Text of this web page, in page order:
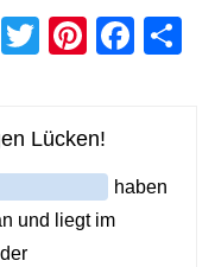
WhatsApp
Twitter